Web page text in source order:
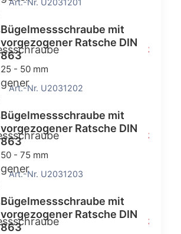
Bügelmessschraube mit
vorgezogener Ratsche DIN
863
25 - 50 mm
32,70
Art.-Nr. U2031202
Bügelmessschraube mit
vorgezogener Ratsche DIN
863
50 - 75 mm
35,00
Art.-Nr. U2031203
Bügelmessschraube mit
vorgezogener Ratsche DIN
863
39,00